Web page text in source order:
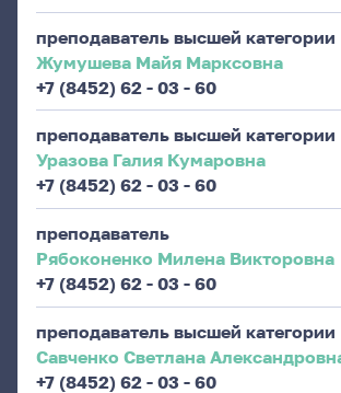
преподаватель высшей категории
Жумушева Майя Марксовна
+7 (8452) 62 - 03 - 60
преподаватель высшей категории
Уразова Галия Кумаровна
+7 (8452) 62 - 03 - 60
преподаватель
Рябоконенко Милена Викторовна
+7 (8452) 62 - 03 - 60
преподаватель высшей категории
Савченко Светлана
+7 (8452) 62 - 03 - 60